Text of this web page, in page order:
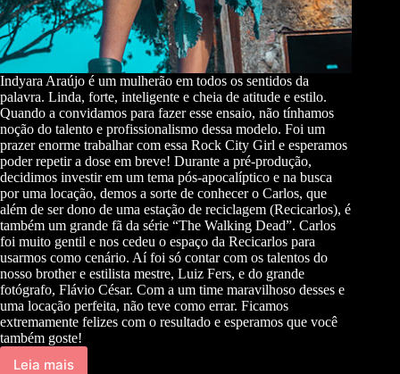
Indyara Araújo é um mulherão em todos os sentidos da
palavra. Linda, forte, inteligente e cheia de atitude e estilo.
Quando a convidamos para fazer esse ensaio, não tínhamos
noção do talento e profissionalismo dessa modelo. Foi um
prazer enorme trabalhar com essa Rock City Girl e esperamos
poder repetir a dose em breve! Durante a pré-produção,
decidimos investir em um tema pós-apocalíptico e na busca
por uma locação, demos a sorte de conhecer o Carlos, que
além de ser dono de uma estação de reciclagem (Recicarlos), é
também um grande fã da série “The Walking Dead”. Carlos
foi muito gentil e nos cedeu o espaço da Recicarlos para
usarmos como cenário. Aí foi só contar com os talentos do
nosso brother e estilista mestre, Luiz Fers, e do grande
fotógrafo, Flávio César. Com a um time maravilhoso desses e
uma locação perfeita, não teve como errar. Ficamos
extremamente felizes com o resultado e esperamos que você
também goste!
Leia mais